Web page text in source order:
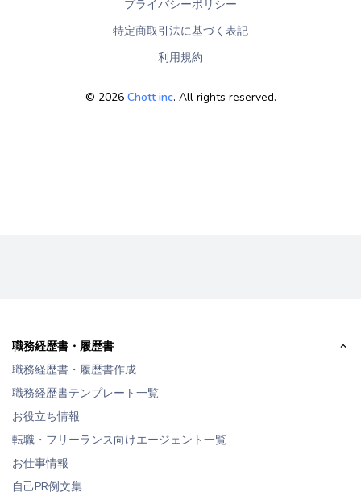
プライバシーポリシー
特定商取引法に基づく表記
利用規約
© 2026 Chott inc. All rights reserved.
職務経歴書・履歴書
職務経歴書・履歴書作成
職務経歴書テンプレート一覧
お役立ち情報
転職・フリーランス向けエージェント一覧
お仕事情報
自己PR例文集